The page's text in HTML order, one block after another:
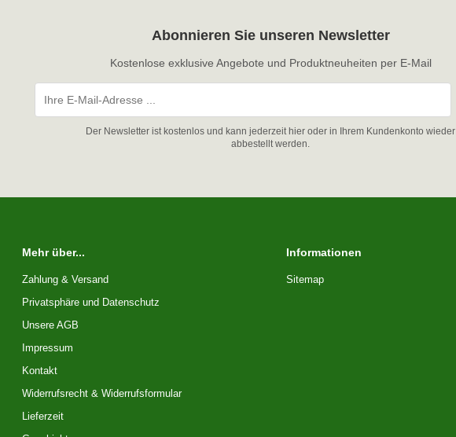
Abonnieren Sie unseren Newsletter
Kostenlose exklusive Angebote und Produktneuheiten per E-Mail
Der Newsletter ist kostenlos und kann jederzeit hier oder in Ihrem Kundenkonto wieder
abbestellt werden.
Mehr über...
Zahlung & Versand
Privatsphäre und Datenschutz
Unsere AGB
Impressum
Kontakt
Widerrufsrecht & Widerrufsformular
Lieferzeit
Informationen
Sitemap